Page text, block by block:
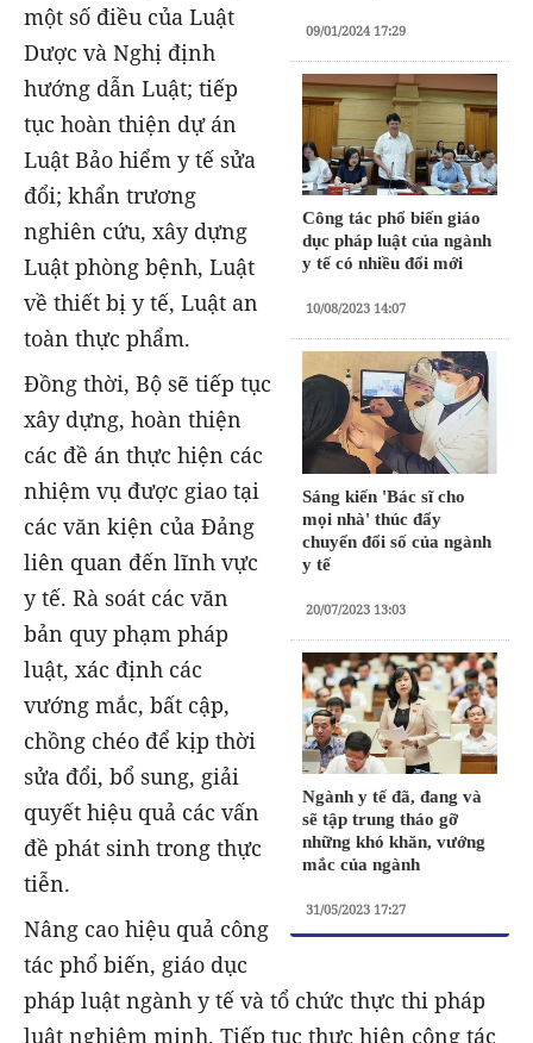
09/01/2024 17:29
Công tác phổ biến giáo
dục pháp luật của ngành
y tế có nhiều đổi mới
10/08/2023 14:07
Sáng kiến 'Bác sĩ cho
mọi nhà' thúc đẩy
chuyển đổi số của ngành
y tế
20/07/2023 13:03
Ngành y tế đã, đang và
sẽ tập trung tháo gỡ
những khó khăn, vướng
mắc của ngành
31/05/2023 17:27
một số điều của Luật
Dược và Nghị định
hướng dẫn Luật; tiếp
tục hoàn thiện dự án
Luật Bảo hiểm y tế sửa
đổi; khẩn trương
nghiên cứu, xây dựng
Luật phòng bệnh, Luật
về thiết bị y tế, Luật an
toàn thực phẩm.
Đồng thời, Bộ sẽ tiếp tục
xây dựng, hoàn thiện
các đề án thực hiện các
nhiệm vụ được giao tại
các văn kiện của Đảng
liên quan đến lĩnh vực
y tế. Rà soát các văn
bản quy phạm pháp
luật, xác định các
vướng mắc, bất cập,
chồng chéo để kịp thời
sửa đổi, bổ sung, giải
quyết hiệu quả các vấn
đề phát sinh trong thực
tiễn.
Nâng cao hiệu quả công
tác phổ biến, giáo dục
pháp luật ngành y tế và tổ chức thực thi pháp
luật nghiêm minh. Tiếp tục thực hiện công tác